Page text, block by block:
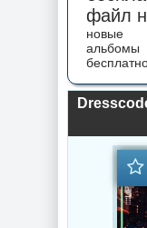
файл
новые